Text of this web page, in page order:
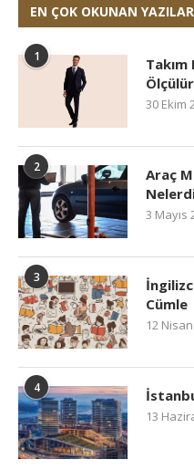
EN ÇOK OKUNAN YAZILAR
1
30 Ekim
2
Araç
3 Mayıs
3
Cümle
12
4
13